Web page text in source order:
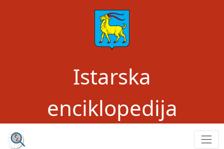
Istarska
enciklopedija